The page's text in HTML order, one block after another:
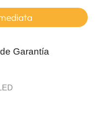
Garantía